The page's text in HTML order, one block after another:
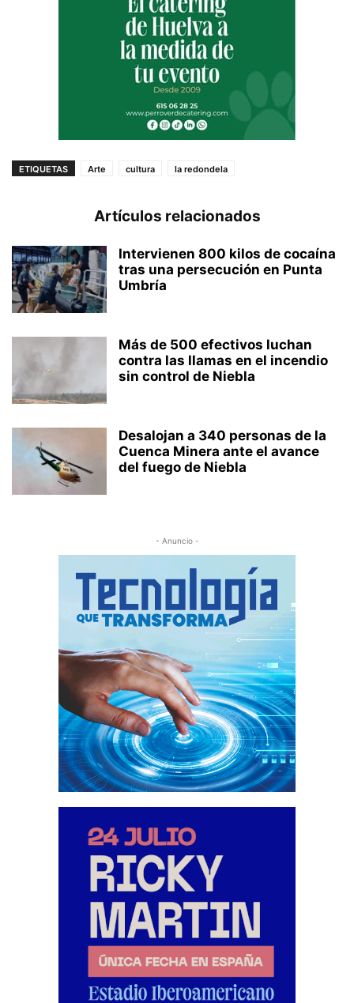
ETIQUETAS Arte cultura la redondela
Artículos relacionados
Intervienen 800 kilos de cocaína
tras una persecución en Punta
Umbría
Más de 500 efectivos luchan
contra las llamas en el incendio
sin control de Niebla
Desalojan a 340 personas de la
Cuenca Minera ante el avance
del fuego de Niebla
- Anuncio -